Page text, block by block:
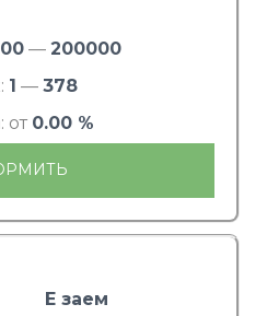
— 200000
1 — 378
от 0.00 %
Е заем